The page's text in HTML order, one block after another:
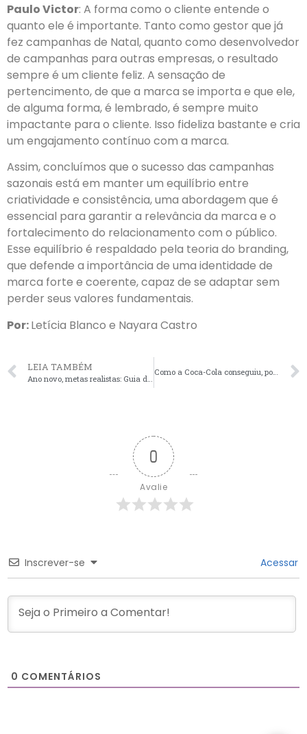
Paulo Victor: A forma como o cliente entende o
quanto ele é importante. Tanto como gestor que já
fez campanhas de Natal, quanto como desenvolvedor
de campanhas para outras empresas, o resultado
sempre é um cliente feliz. A sensação de
pertencimento, de que a marca se importa e que ele,
de alguma forma, é lembrado, é sempre muito
impactante para o cliente. Isso fideliza bastante e cria
um engajamento contínuo com a marca.
Assim, concluímos que o sucesso das campanhas
sazonais está em manter um equilíbrio entre
criatividade e consistência, uma abordagem que é
essencial para garantir a relevância da marca e o
fortalecimento do relacionamento com o público.
Esse equilíbrio é respaldado pela teoria do branding,
que defende a importância de uma identidade de
marca forte e coerente, capaz de se adaptar sem
perder seus valores fundamentais.
Por:Letícia Blanco e Nayara Castro
LEIA TAMBÉM Como a Coca-Cola conseguiu, por meio de sua caravana, se tornar parte da cultura natalina do Brasil?
0
Avalie
Inscrever-se Acessar
0 COMENTÁRIOS